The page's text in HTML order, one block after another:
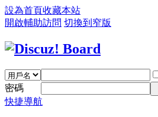
設為首頁收藏本站
開啟輔助訪問 切換到窄版
密碼
快捷導航